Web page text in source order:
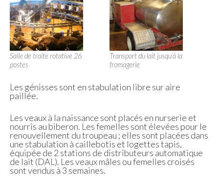
Salle de traite rotative 26
postes
Transport du lait jusqu’à la
fromagerie
Les génisses sont en stabulation libre sur aire
paillée.
Les veaux à la naissance sont placés en nurserie et
nourris au biberon. Les femelles sont élevées pour le
renouvellement du troupeau ; elles sont placées dans
une stabulation à caillebotis et logettes tapis,
équipée de 2 stations de distributeurs automatique
de lait (DAL). Les veaux mâles ou femelles croisés
sont vendus à 3 semaines.